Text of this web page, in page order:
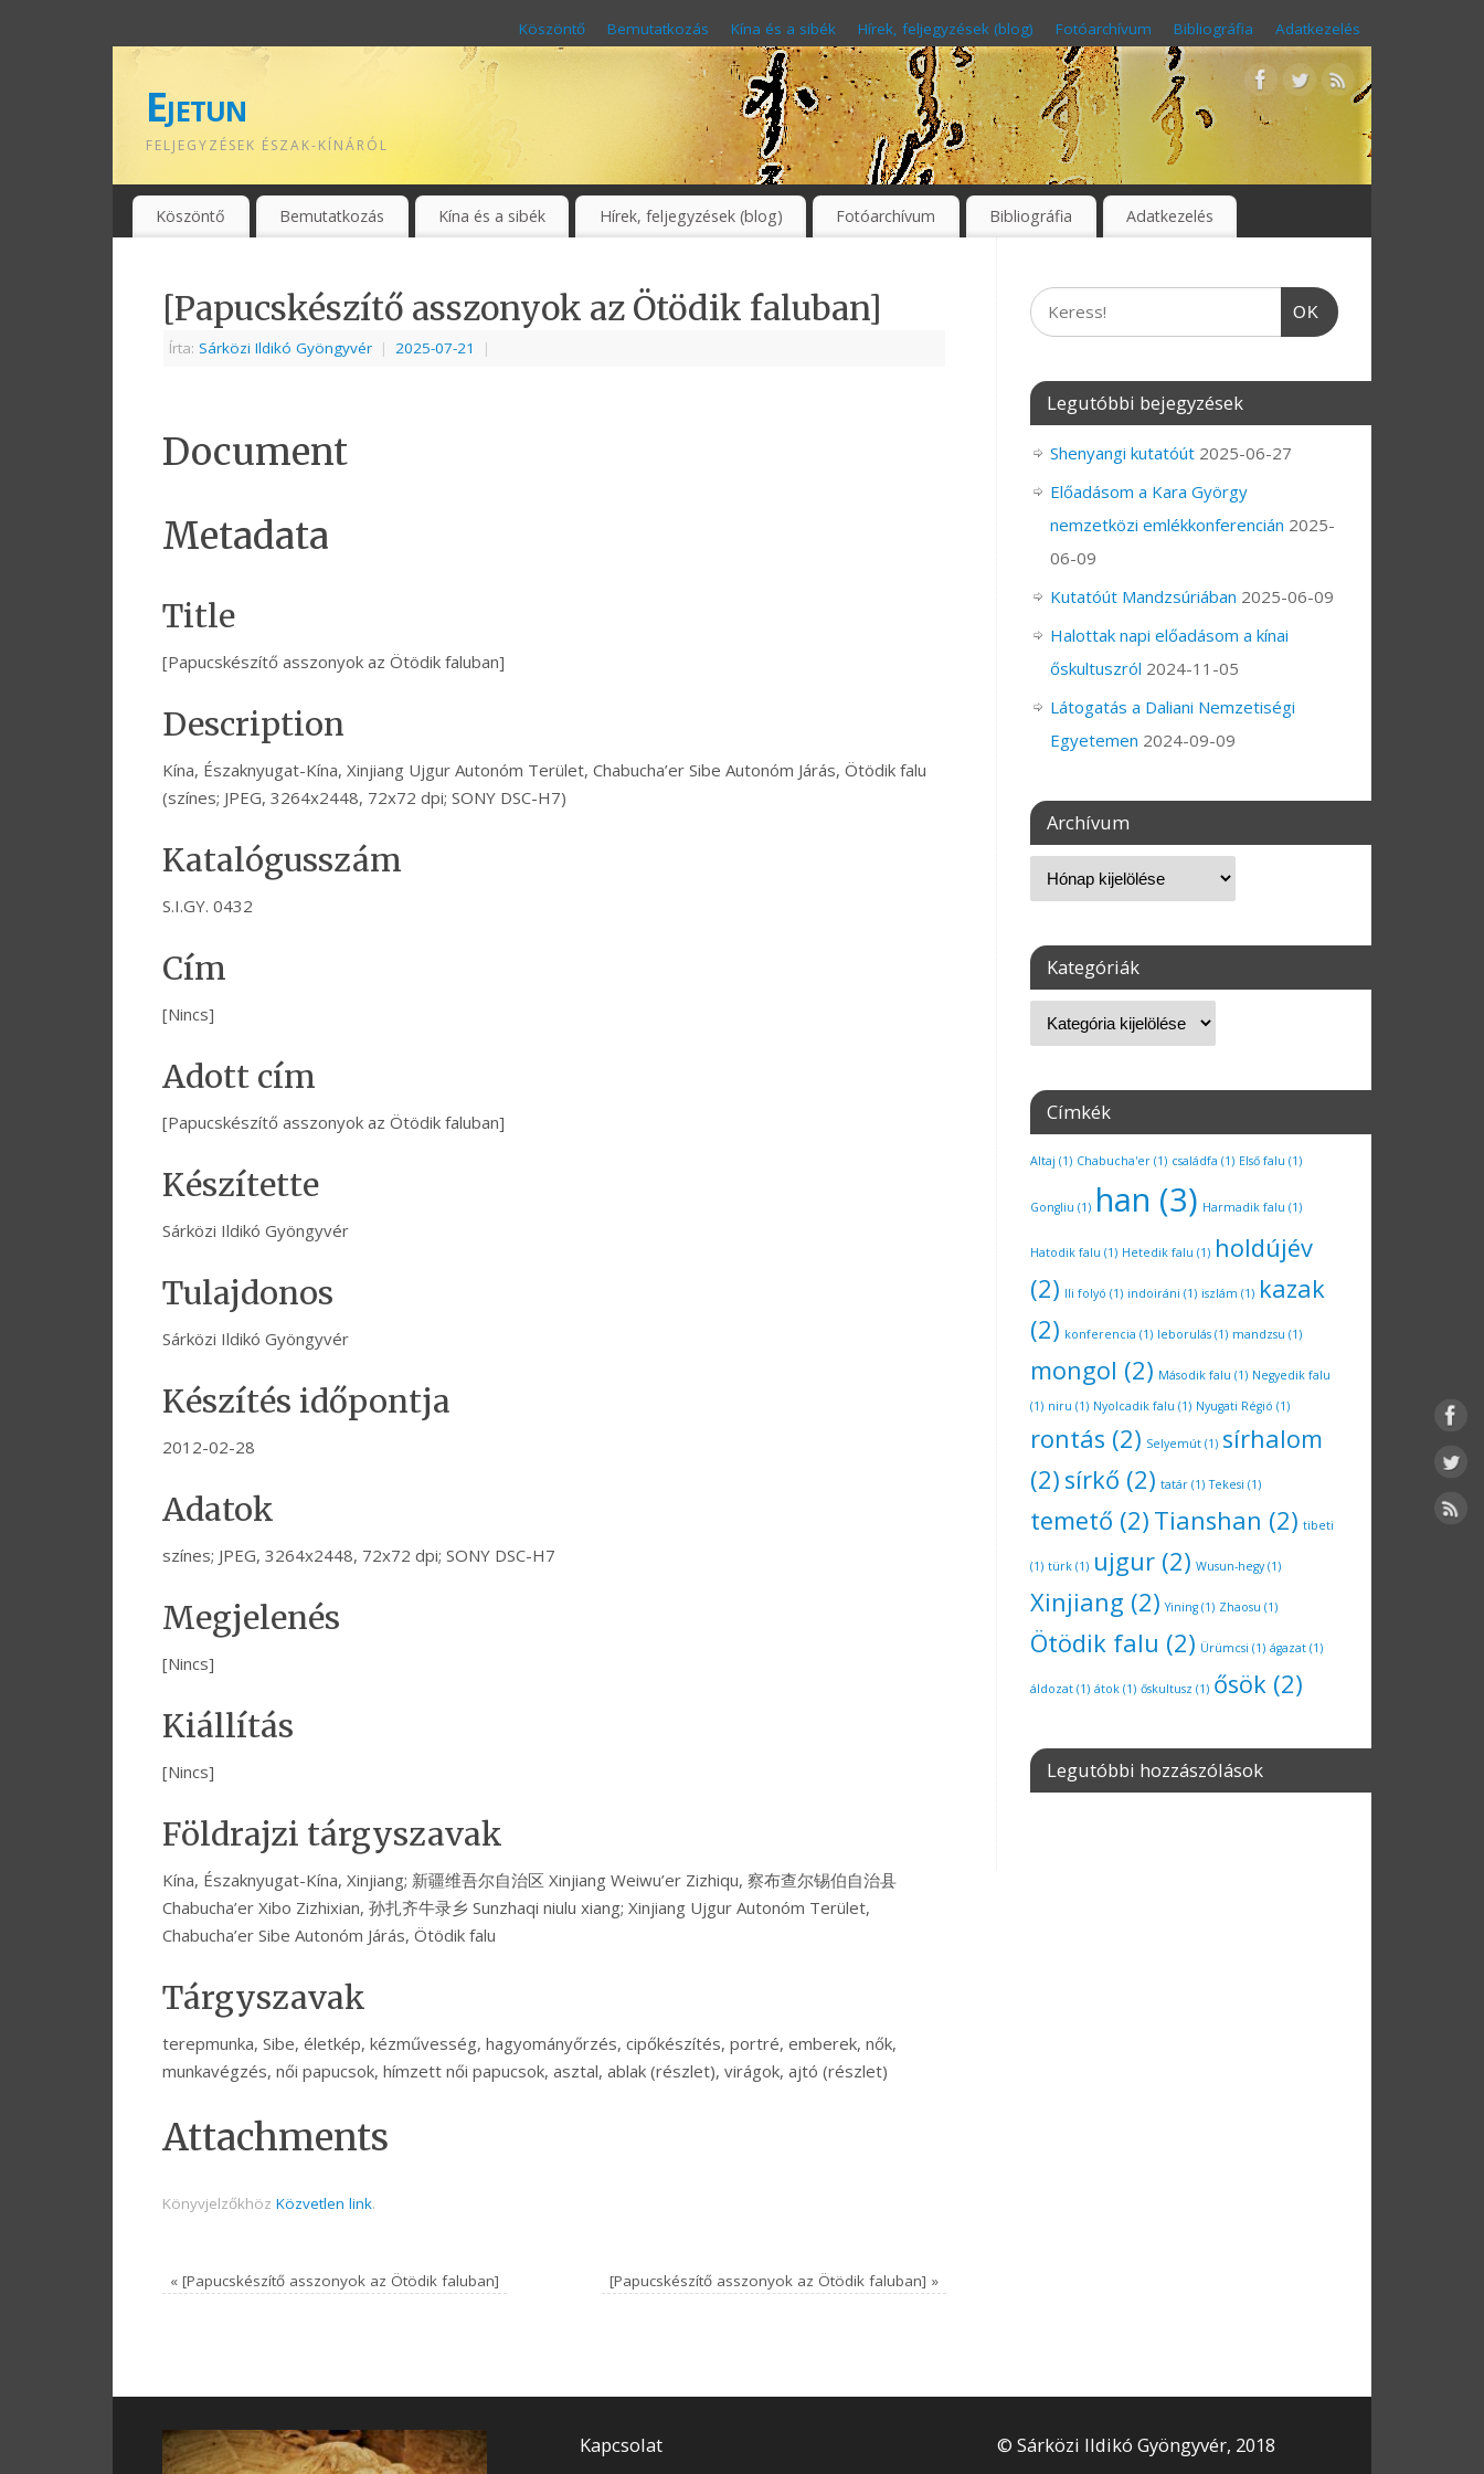
Köszöntő Bemutatkozás Kína és a sibék Hírek, feljegyzések (blog) Fotóarchívum Bibliográfia Adatkezelés
Ejetun
FELJEGYZÉSEK ÉSZAK-KÍNÁRÓL
Köszöntő Bemutatkozás Kína és a sibék Hírek, feljegyzések (blog) Fotóarchívum Bibliográfia Adatkezelés
[Papucskészítő asszonyok az Ötödik faluban]
Írta: Sárközi Ildikó Gyöngyvér | 2025-07-21 |
Document
Metadata
Title
[Papucskészítő asszonyok az Ötödik faluban]
Description
Kína, Északnyugat-Kína, Xinjiang Ujgur Autonóm Terület, Chabucha’er Sibe Autonóm Járás, Ötödik falu
(színes; JPEG, 3264x2448, 72x72 dpi; SONY DSC-H7)
Katalógusszám
S.I.GY. 0432
Cím
[Nincs]
Adott cím
[Papucskészítő asszonyok az Ötödik faluban]
Készítette
Sárközi Ildikó Gyöngyvér
Tulajdonos
Sárközi Ildikó Gyöngyvér
Készítés időpontja
2012-02-28
Adatok
színes; JPEG, 3264x2448, 72x72 dpi; SONY DSC-H7
Megjelenés
[Nincs]
Kiállítás
[Nincs]
Földrajzi tárgyszavak
Kína, Északnyugat-Kína, Xinjiang; 新疆维吾尔自治区 Xinjiang Weiwu’er Zizhiqu, 察布查尔锡伯自治县
Chabucha’er Xibo Zizhixian, 孙扎齐牛录乡 Sunzhaqi niulu xiang; Xinjiang Ujgur Autonóm Terület,
Chabucha’er Sibe Autonóm Járás, Ötödik falu
Tárgyszavak
terepmunka, Sibe, életkép, kézművesség, hagyományőrzés, cipőkészítés, portré, emberek, nők,
munkavégzés, női papucsok, hímzett női papucsok, asztal, ablak (részlet), virágok, ajtó (részlet)
Attachments
Könyvjelzőkhöz Közvetlen link.
« [Papucskészítő asszonyok az Ötödik faluban] [Papucskészítő asszonyok az Ötödik faluban] »
OK
Legutóbbi bejegyzések
Shenyangi kutatóút 2025-06-27
Előadásom a Kara György
nemzetközi emlékkonferencián 2025-
06-09
Kutatóút Mandzsúriában 2025-06-09
Halottak napi előadásom a kínai
őskultuszról 2024-11-05
Látogatás a Daliani Nemzetiségi
Egyetemen 2024-09-09
Archívum
Kategóriák
Címkék
Altaj (1) Chabucha'er (1) családfa (1) Első falu (1)
Gongliu (1) han (3) Harmadik falu (1)
Hatodik falu (1) Hetedik falu (1) holdújév
(2) Ili folyó (1) indoiráni (1) iszlám (1) kazak
(2) konferencia (1) leborulás (1) mandzsu (1)
mongol (2) Második falu (1) Negyedik falu
(1) niru (1) Nyolcadik falu (1) Nyugati Régió (1)
rontás (2) Selyemút (1) sírhalom
(2) sírkő (2) tatár (1) Tekesi (1)
temető (2) Tianshan (2) tibeti
(1) türk (1) ujgur (2) Wusun-hegy(1)
Xinjiang (2) Yining (1) Zhaosu (1)
Ötödik falu (2) Ürümcsi (1) ágazat (1)
áldozat (1) átok (1) őskultusz (1) ősök (2)
Legutóbbi hozzászólások
Kapcsolat © Sárközi Ildikó Gyöngyvér, 2018